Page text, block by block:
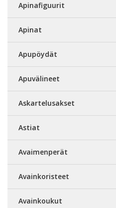
Apinafiguurit
Apinat
Apupöydät
Apuvälineet
Askartelusakset
Astiat
Avaimenperät
Avainkoristeet
Avainkoukut